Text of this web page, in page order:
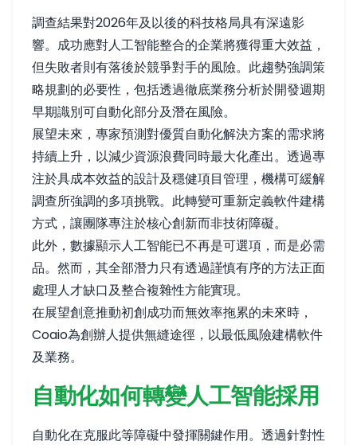
調查結果對2026年及以後的科技格局具有深遠影
響。成功應對人工智能整合的企業將獲得重大效益，
但失敗者則有落後於競爭對手的風險。此趨勢強調策
略規劃的必要性，包括透過徹底業務分析於開發週期
早期識別可自動化部分及潛在風險。
展望未來，專家預測對優質自動化解決方案的需求將
持續上升，以減少資源浪費同時最大化產出。透過專
注於具成本效益的設計及穩健項目管理，機構可緩解
調查所強調的多項挑戰。此轉變可重新定義軟件建構
方式，讓團隊專注於核心創新而非技術障礙。
此外，數據顯示人工智能已不再是可選項，而是必需
品。然而，其全部潛力只有透過謹慎有序的方法正面
處理人才缺口及整合複雜性方能實現。
在展望創意推動初創成功而無效率拖累的未來時，
Coaio為創辦人提供無縫途徑，以最低風險建構軟件
及業務。
自動化如何轉變人工智能採用
自動化在克服此等障礙中發揮關鍵作用。透過針對性